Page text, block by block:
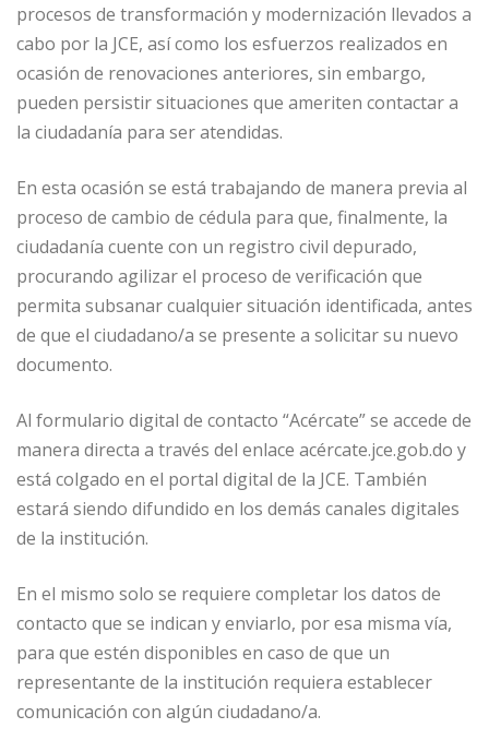
procesos de transformación y modernización llevados a
cabo por la JCE, así como los esfuerzos realizados en
ocasión de renovaciones anteriores, sin embargo,
pueden persistir situaciones que ameriten contactar a
la ciudadanía para ser atendidas.
En esta ocasión se está trabajando de manera previa al
proceso de cambio de cédula para que, finalmente, la
ciudadanía cuente con un registro civil depurado,
procurando agilizar el proceso de verificación que
permita subsanar cualquier situación identificada, antes
de que el ciudadano/a se presente a solicitar su nuevo
documento.
Al formulario digital de contacto “Acércate” se accede de
manera directa a través del enlace acércate.jce.gob.do y
está colgado en el portal digital de la JCE. También
estará siendo difundido en los demás canales digitales
de la institución.
En el mismo solo se requiere completar los datos de
contacto que se indican y enviarlo, por esa misma vía,
para que estén disponibles en caso de que un
representante de la institución requiera establecer
comunicación con algún ciudadano/a.